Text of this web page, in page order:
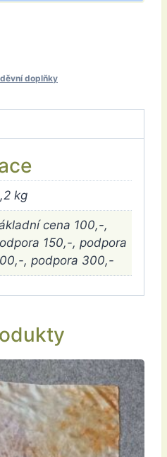
doplňky
kg
cena 100,-,
150,-, podpora
, podpora 300,-